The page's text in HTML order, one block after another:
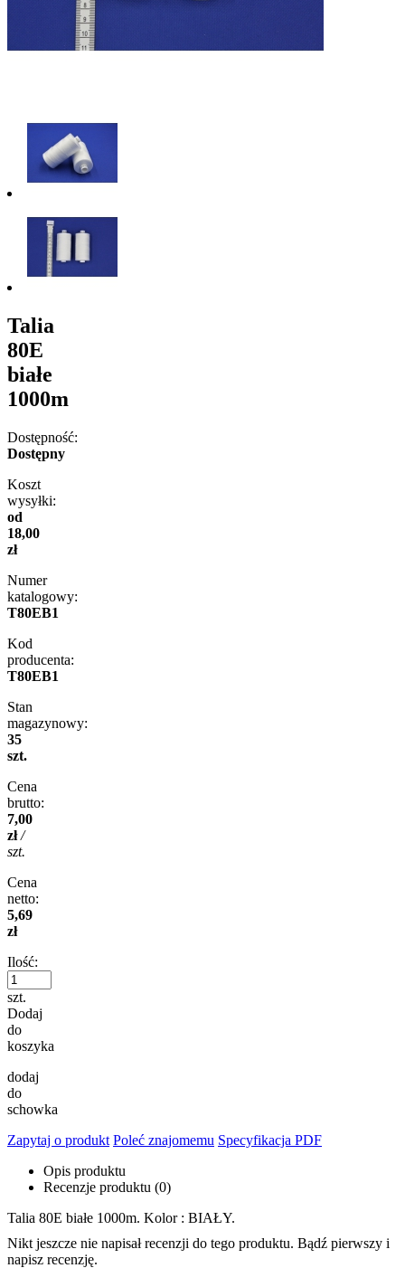
Talia
80E
białe
1000m
Dostępność:
Dostępny
Koszt
wysyłki:
od
18,00
zł
Numer
katalogowy:
T80EB1
Kod
producenta:
T80EB1
Stan
magazynowy:
35
szt.
Cena
brutto:
7,00
zł /
szt.
Cena
netto:
5,69
zł
Ilość:
szt.
Dodaj
do
koszyka
dodaj
do
schowka
Zapytaj o produkt Poleć znajomemu Specyfikacja PDF
Opis produktu
Recenzje produktu (0)
Talia 80E białe 1000m. Kolor : BIAŁY.
Nikt jeszcze nie napisał recenzji do tego produktu. Bądź pierwszy i
napisz recenzję.